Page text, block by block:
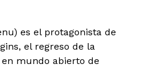
es el protagonista de
el regreso de la
mundo abierto de